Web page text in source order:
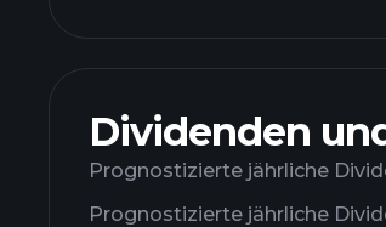
Dividenden
Prognostizierte jährliche
Prognostizierte jährliche